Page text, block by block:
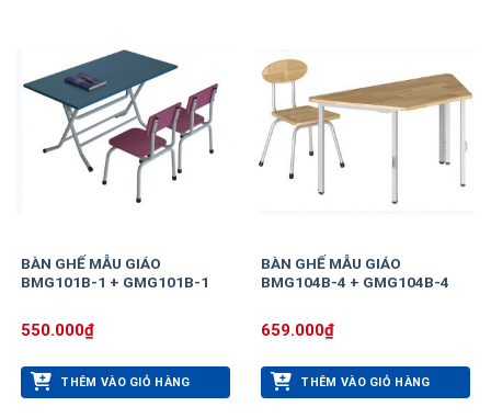
BÀN GHẾ MẪU GIÁO
BMG101B-1 + GMG101B-1
550.000₫
THÊM VÀO GIỎ HÀNG
BÀN GHẾ MẪU GIÁO
BMG104B-4 + GMG104B-4
659.000₫
THÊM VÀO GIỎ HÀNG